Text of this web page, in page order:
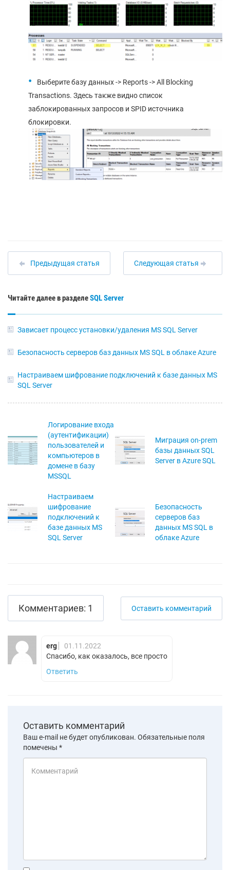
Выберите базу данных -> Reports -> All Blocking
Transactions. Здесь также видно список
заблокированных запросов и SPID источника
блокировки.
Предыдущая статья Следующая статья
Читайте далее в разделеSQL Server
Зависает процесс установки/удаления MS SQL Server
Безопасность серверов баз данных MS SQL в облаке Azure
Настраиваем шифрование подключений к базе данных MS
SQL Server
Логирование входа
(аутентификации)
пользователей и
компьютеров в
домене в базу
MSSQL
Миграция on-prem
базы данных SQL
Server в Azure SQL
Настраиваем
шифрование
подключений к
базе данных MS
SQL Server
Безопасность
серверов баз
данных MS SQL в
облаке Azure
Комментариев: 1 Оставить комментарий
erg
01.11.2022
Спасибо, как оказалось, все просто
Ответить
Оставить комментарий
Ваш e-mail не будет опубликован. Обязательные поля
помечены *